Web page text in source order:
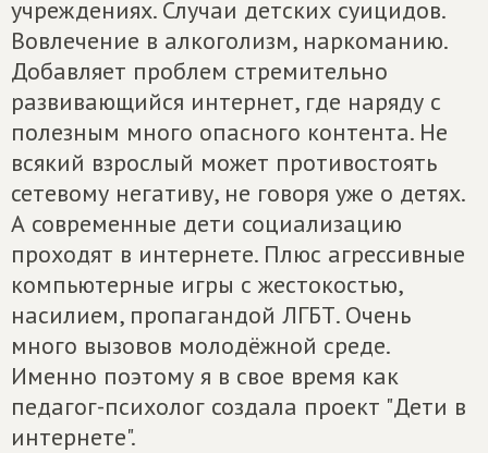
учреждениях. Случаи детских суицидов.
Вовлечение в алкоголизм, наркоманию.
Добавляет проблем стремительно
развивающийся интернет, где наряду с
полезным много опасного контента. Не
всякий взрослый может противостоять
сетевому негативу, не говоря уже о детях.
А современные дети социализацию
проходят в интернете. Плюс агрессивные
компьютерные игры с жестокостью,
насилием, пропагандой ЛГБТ. Очень
много вызовов молодёжной среде.
Именно поэтому я в свое время как
педагог-психолог создала проект "Дети в
интернете".